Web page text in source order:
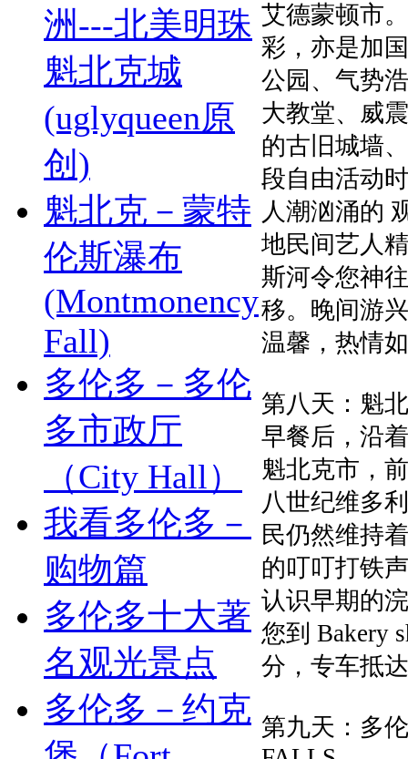
洲---北美明珠
魁北克城
(uglyqueen原
创)
魁北克－蒙特
伦斯瀑布
(Montmonency
Fall)
多伦多－多伦
多市政厅
（City Hall）
我看多伦多－
购物篇
多伦多十大著
名观光景点
多伦多－约克
艾德蒙顿市
彩，亦是加
公园、气势
大教堂、威
的古旧城墙
段自由活动
人潮汹涌的
地民间艺人
斯河令您神
移。晚间游
温馨，热情
第八天：魁
早餐后，沿
魁北克市，
八世纪维多
民仍然维持
的叮叮打铁
认识早期的
您到 Bakery
分，专车抵
第九天：多